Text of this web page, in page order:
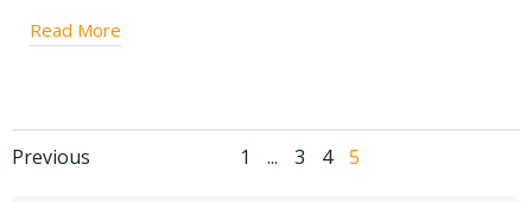
Read More
Previous Page
1 ... Page
3 Page
4 Page
5